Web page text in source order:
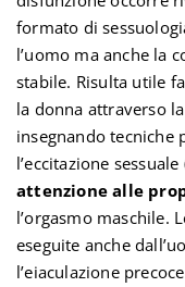
formato di
l’uomo ma anche la
stabile. Risulta utile
la donna attraverso
insegnando tecniche
l’eccitazione
attenzione alle
l’orgasmo maschile.
eseguite anche
l’eiaculazione